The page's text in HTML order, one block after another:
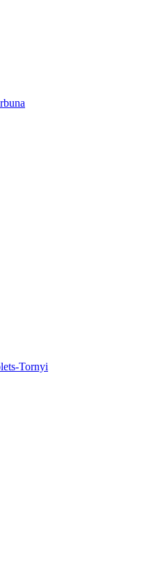
Tornyi